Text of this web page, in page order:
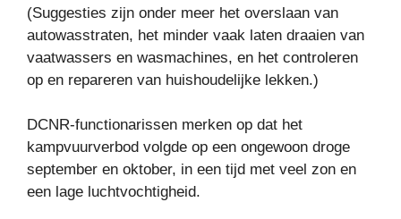
(Suggesties zijn onder meer het overslaan van
autowasstraten, het minder vaak laten draaien van
vaatwassers en wasmachines, en het controleren
op en repareren van huishoudelijke lekken.)
DCNR-functionarissen merken op dat het
kampvuurverbod volgde op een ongewoon droge
september en oktober, in een tijd met veel zon en
een lage luchtvochtigheid.